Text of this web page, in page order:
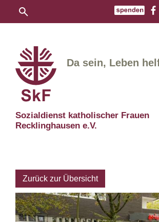
Sozialdienst katholischer Frauen
Recklinghausen e.V.
Da sein, Leben
Zurück zur Übersicht